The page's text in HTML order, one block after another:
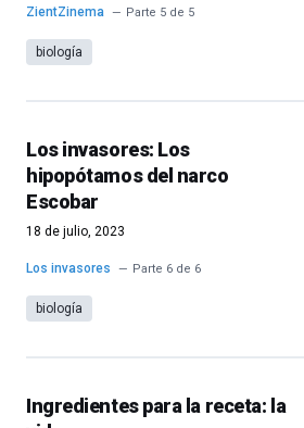
ZientZinema Parte 5 de 5
biología
Los invasores: Los
hipopótamos del narco
Escobar
18 de julio, 2023
Los invasores Parte 6 de 6
biología
Ingredientes para la receta: la